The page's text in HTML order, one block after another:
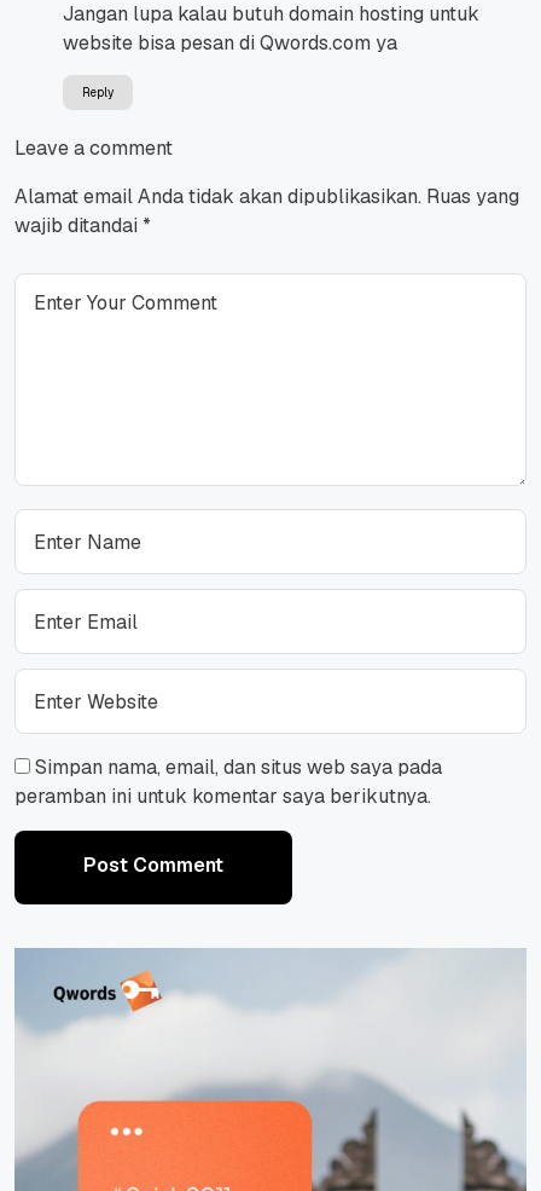
Jangan lupa kalau butuh domain hosting untuk
website bisa pesan di Qwords.com ya
Reply
Leave a comment
Alamat email Anda tidak akan dipublikasikan. Ruas yang
wajib ditandai *
Simpan nama, email, dan situs web saya pada
peramban ini untuk komentar saya berikutnya.
Post Comment